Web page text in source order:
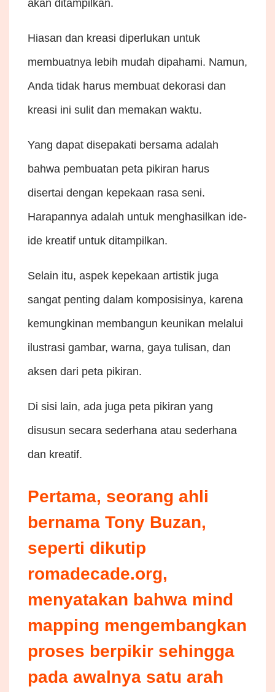
akan ditampilkan.
Hiasan dan kreasi diperlukan untuk
membuatnya lebih mudah dipahami. Namun,
Anda tidak harus membuat dekorasi dan
kreasi ini sulit dan memakan waktu.
Yang dapat disepakati bersama adalah
bahwa pembuatan peta pikiran harus
disertai dengan kepekaan rasa seni.
Harapannya adalah untuk menghasilkan ide-
ide kreatif untuk ditampilkan.
Selain itu, aspek kepekaan artistik juga
sangat penting dalam komposisinya, karena
kemungkinan membangun keunikan melalui
ilustrasi gambar, warna, gaya tulisan, dan
aksen dari peta pikiran.
Di sisi lain, ada juga peta pikiran yang
disusun secara sederhana atau sederhana
dan kreatif.
Pertama, seorang ahli
bernama Tony Buzan,
seperti dikutip
romadecade.org,
menyatakan bahwa mind
mapping mengembangkan
proses berpikir sehingga
pada awalnya satu arah